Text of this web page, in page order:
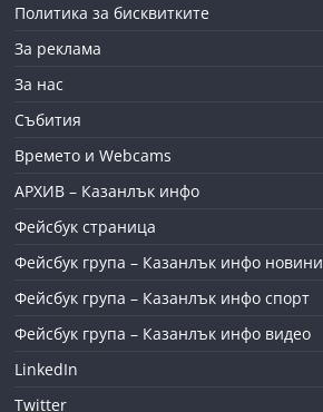
Политика за бисквитките
За реклама
За нас
Събития
Времето и Webcams
АРХИВ – Казанлък инфо
Фейсбук страница
Фейсбук група – Казанлък инфо новини
Фейсбук група – Казанлък инфо спорт
Фейсбук група – Казанлък инфо видео
LinkedIn
Twitter